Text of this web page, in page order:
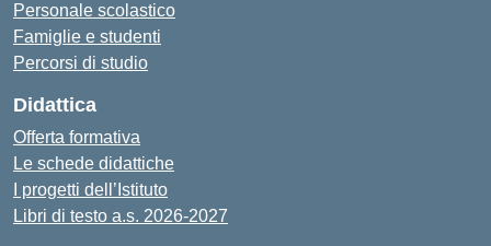
Personale scolastico
Famiglie e studenti
Percorsi di studio
Didattica
Offerta formativa
Le schede didattiche
I progetti dell’Istituto
Libri di testo a.s. 2026-2027